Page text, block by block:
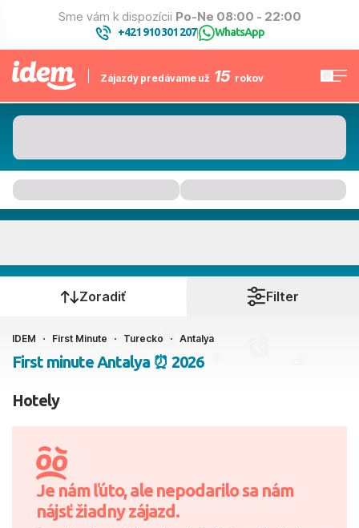
Sme vám k dispozícii Po-Ne 08:00 - 22:00
+421 910 301 207| WhatsApp
Zájazdy predávame už 15 rokov
Kedy cestujete?
Ako cestujete?
2 dospelí, 0 deti
Zoradiť Filter
IDEM First Minute Turecko Antalya
First minute Antalya ⏰ 2026
Hotely
Je nám ľúto, ale nepodarilo sa nám
nájsť žiadny zájazd.